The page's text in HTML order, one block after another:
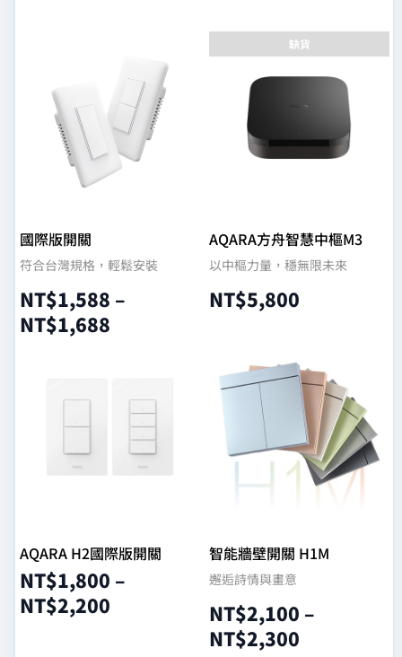
國際版開關
符合台灣規格，輕鬆安裝
NT$1,588 –
NT$1,688
缺貨
AQARA方舟智慧中樞M3
以中樞力量，穩無限未來
NT$5,800
AQARA H2國際版開關
NT$1,800 –
NT$2,200
智能牆壁開關 H1M
邂逅詩情與畫意
NT$2,100 –
NT$2,300